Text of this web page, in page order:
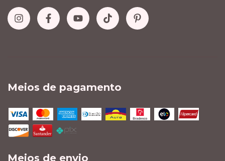
Meios de pagamento
Meios de envio